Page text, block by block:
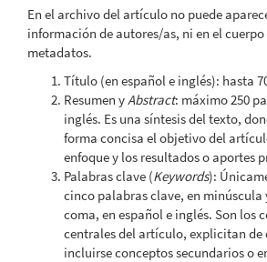
En el archivo del artículo no puede
información de autores/as, ni en el
metadatos.
Título (en español e inglés): hasta
Resumen yAbstract: máximo 250
inglés. Es una síntesis del texto,
forma concisa el objetivo del
enfoque y los resultados o aportes
Palabras clave (Keywords):
cinco palabras clave, en minúscula
coma, en español e inglés. Son los
centrales del artículo, explicitan de
incluirse conceptos secundarios o